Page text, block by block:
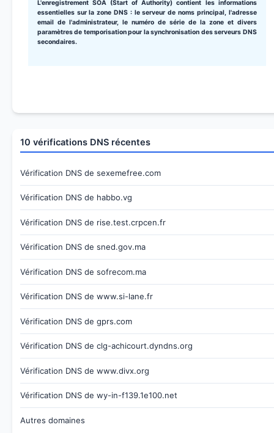
L'enregistrement SOA (Start of Authority) contient les informations
essentielles sur la zone DNS : le serveur de noms principal, l'adresse
email de l'administrateur, le numéro de série de la zone et divers
paramètres de temporisation pour la synchronisation des serveurs DNS
secondaires.
10 vérifications DNS récentes
Vérification DNS de sexemefree.com
Vérification DNS de habbo.vg
Vérification DNS de rise.test.crpcen.fr
Vérification DNS de sned.gov.ma
Vérification DNS de sofrecom.ma
Vérification DNS de www.si-lane.fr
Vérification DNS de gprs.com
Vérification DNS de clg-achicourt.dyndns.org
Vérification DNS de www.divx.org
Vérification DNS de wy-in-f139.1e100.net
Autres domaines